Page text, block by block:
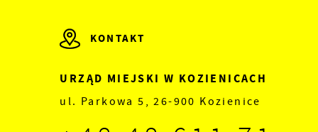
KONTAKT
URZĄD MIEJSKI W KOZIENICACH
ul. Parkowa 5, 26-900 Kozienice